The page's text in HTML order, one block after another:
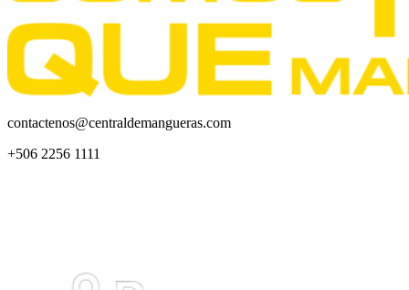
contactenos@centraldemangueras.com
+506 2256 1111